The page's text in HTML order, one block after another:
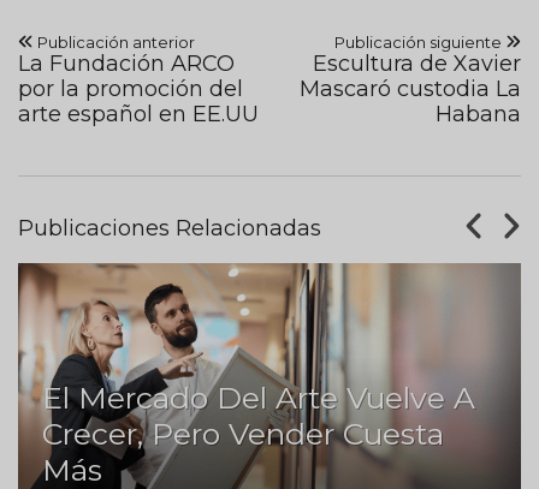
Publicación anterior
La Fundación ARCO
por la promoción del
arte español en EE.UU
Publicación siguiente
Escultura de Xavier
Mascaró custodia La
Habana
Publicaciones Relacionadas
El Mercado Del Arte Vuelve A
Crecer, Pero Vender Cuesta
Más